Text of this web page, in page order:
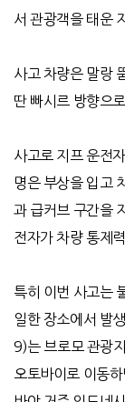
서 관광객을 태운
사고 차량은 말랑
딴 빠시르 방향으
사고로 지프 운전
명은 부상을 입고
과 급커브 구간을
전자가 차량 통제
특히 이번 사고는
일한 장소에서 발
9)는 브로모 관광
오토바이로 이동